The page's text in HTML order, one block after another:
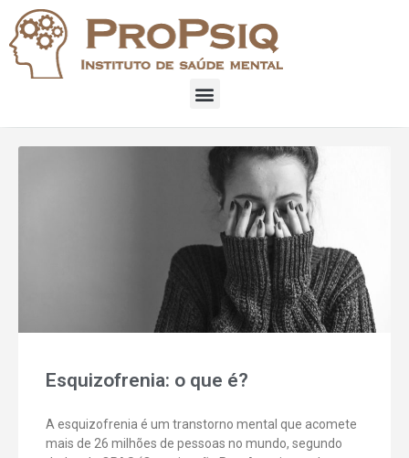
Esquizofrenia: o que é?
A esquizofrenia é um transtorno mental que acomete
mais de 26 milhões de pessoas no mundo, segundo